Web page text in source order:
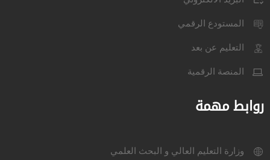
المستودع الرقمي
التعليم عن بعد
المنصة الرقمية
روابط مهمة
وزارة التعليم العالي و البحث العلمي